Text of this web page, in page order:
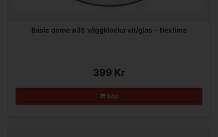
Basic dome ø35 väggklocka vit/glas - Nextime
399 Kr
Köp